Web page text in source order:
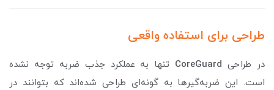
طراحی برای استفاده واقعی
در طراحی CoreGuard
تنها به عملکرد جذب ضربه توجه نشده
است. این ضربه‌گیرها به گونه‌ای طراحی شده‌اند که بتوانند در